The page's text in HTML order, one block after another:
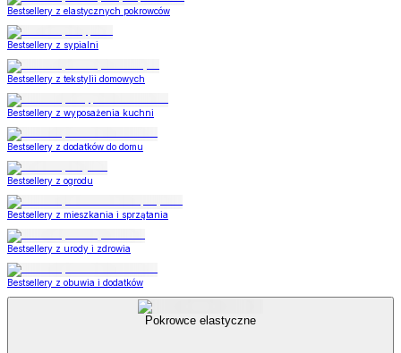
Bestsellery z elastycznych pokrowców
Bestsellery z sypialni
Bestsellery z tekstylii domowych
Bestsellery z wyposażenia kuchni
Bestsellery z dodatków do domu
Bestsellery z ogrodu
Bestsellery z mieszkania i sprzątania
Bestsellery z urody i zdrowia
Bestsellery z obuwia i dodatków
Pokrowce elastyczne